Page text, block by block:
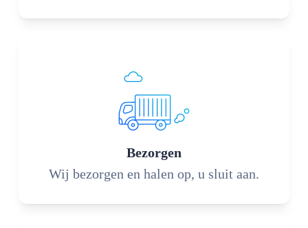
Bezorgen
Wij bezorgen en halen op, u sluit aan.